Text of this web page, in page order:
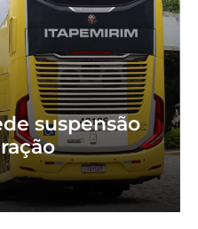
suspensão